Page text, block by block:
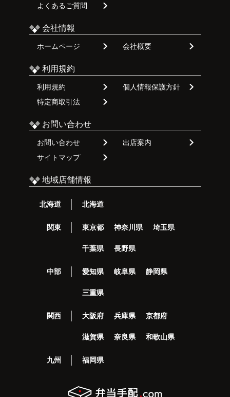
よくあるご質問
会社情報
ホームページ 会社概要
利用規約
利用規約
個人情報保護方針
特定商取引法
お問い合わせ
お問い合わせ
出店案内
サイトマップ
地域店舗情報
北海道 北海道
関東 東京都 神奈川県 埼玉県
千葉県 長野県
中部 愛知県 岐阜県 静岡県
三重県
関西 大阪府 兵庫県 京都府
滋賀県 奈良県 和歌山県
九州 福岡県